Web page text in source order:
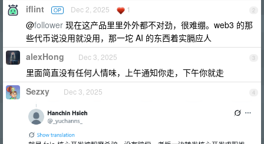
2
iflint OP Dec 2, 2025 1
@follower 现在这产品里里外外都不对劲，很难绷。web3 的那
些代币说没用就没用，那一坨 AI 的东西着实膈应人
3
alexHong Dec 3, 2025
里面简直没有任何人情味，上午通知你走，下午你就走
4
Sezxy Dec 3, 2025